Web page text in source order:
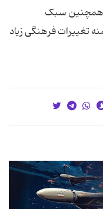
همچنین سبک
تغییرات فرهنگی زیاد